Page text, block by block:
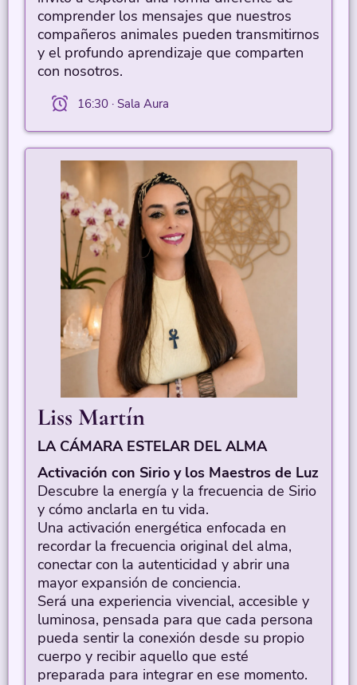
comprender los mensajes que nuestros
compañeros animales pueden transmitirnos
y el profundo aprendizaje que comparten
con nosotros.
16:30 · Sala Aura
Liss Martín
LA CÁMARA ESTELAR DEL ALMA
Activación con Sirio y los Maestros de Luz
Descubre la energía y la frecuencia de Sirio
y cómo anclarla en tu vida.
Una activación energética enfocada en
recordar la frecuencia original del alma,
conectar con la autenticidad y abrir una
mayor expansión de conciencia.
Será una experiencia vivencial, accesible y
luminosa, pensada para que cada persona
pueda sentir la conexión desde su propio
cuerpo y recibir aquello que esté
preparada para integrar en ese momento.